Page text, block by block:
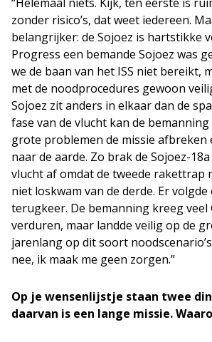
zonder risico’s, dat weet iedereen.
belangrijker: de Sojoez is hartstikke
Progress een bemande Sojoez was
we de baan van het ISS niet bereikt,
met de noodprocedures gewoon
Sojoez zit anders in elkaar dan de
fase van de vlucht kan de
grote problemen de missie
naar de aarde. Zo brak de Sojoez-
vlucht af omdat de tweede rakettrap
niet loskwam van de derde. Er
terugkeer. De bemanning kreeg veel
verduren, maar landde veilig op de
jarenlang op dit soort
nee, ik maak me geen zorgen.”
Op je wensenlijstje staan twee
daarvan is een lange missie.